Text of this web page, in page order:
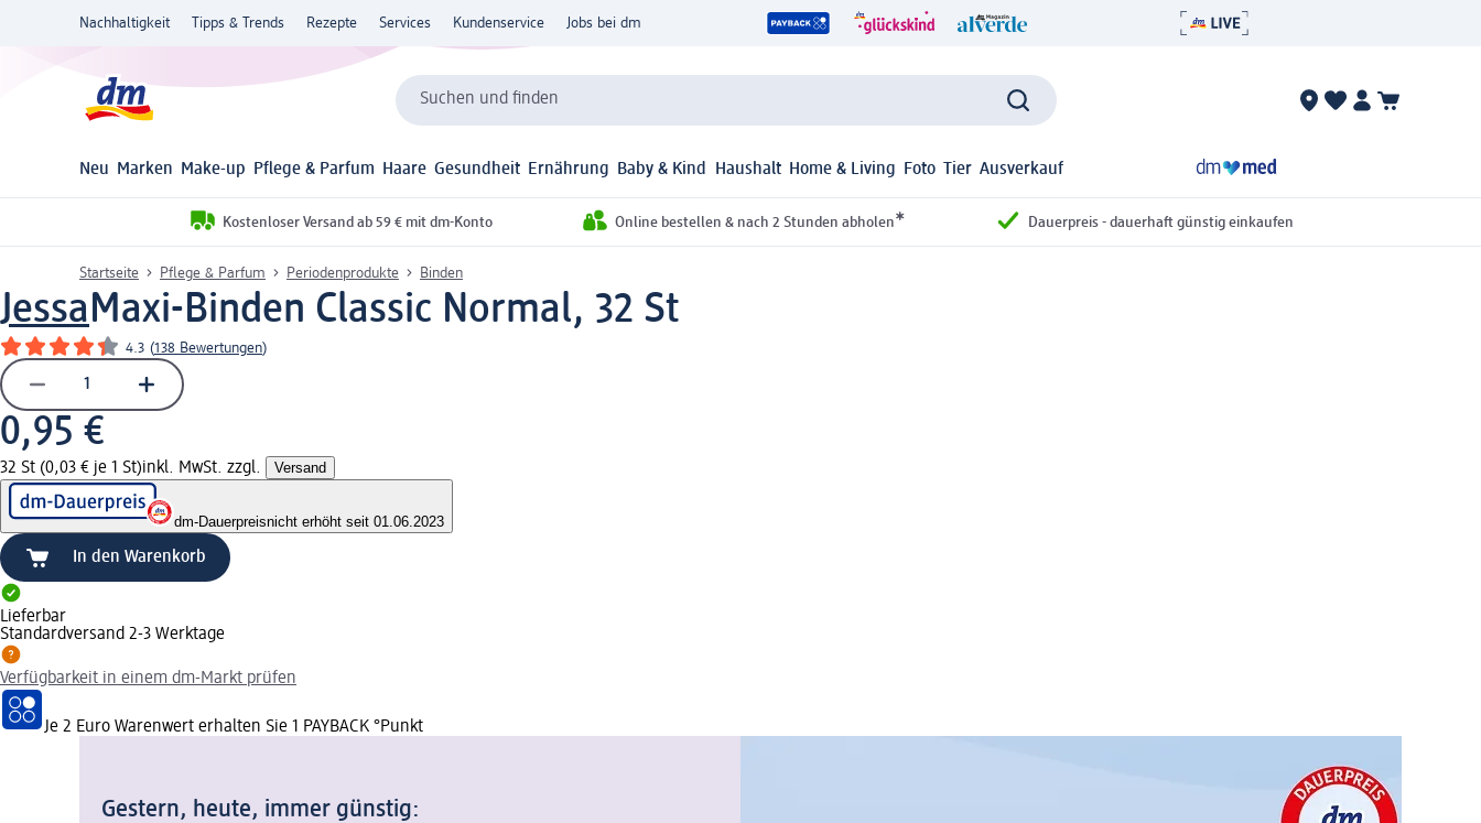
Nachhaltigkeit Tipps & Trends Rezepte Services Kundenservice Jobs bei dm
Suchen und finden
Neu Marken Make-up Pflege & Parfum Haare Gesundheit Ernährung Baby & Kind Haushalt Home & Living Foto Tier Ausverkauf
Kostenloser Versand ab 59 € mit dm-Konto Online bestellen & nach 2 Stunden abholen* Dauerpreis - dauerhaft günstig einkaufen
Startseite Pflege & Parfum Periodenprodukte Binden
JessaMaxi-Binden Classic Normal, 32 St
4.3 (138 Bewertungen)
0,95 €
32 St (0,03 € je 1 St)inkl. MwSt. zzgl. Versand
dm-Dauerpreisnicht erhöht seit 01.06.2023
In den Warenkorb
Lieferbar
Standardversand 2-3 Werktage
Verfügbarkeit in einem dm-Markt prüfen
Je 2 Euro Warenwert erhalten Sie 1 PAYBACK °Punkt
Gestern, heute, immer günstig: